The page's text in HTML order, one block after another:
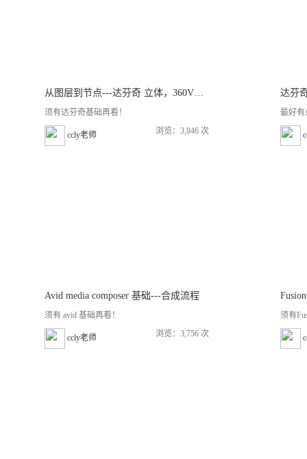
从图层到节点---达芬奇 立体，360VR流程
须有达芬奇基础再看！
ccly老师 浏览：3,846 次
达芬
最好有
Avid media composer 基础---合成流程
须有 avid 基础再看！
ccly老师 浏览：3,756 次
须有